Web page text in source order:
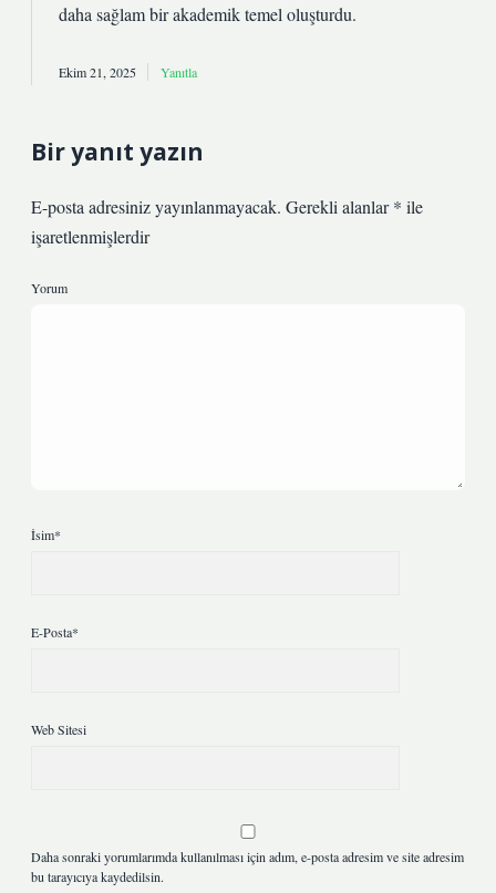
daha sağlambir akademik temel oluşturdu.
Ekim 21, 2025 Yanıtla
Bir yanıt yazın
E-posta adresiniz yayınlanmayacak. Gerekli alanlar* ile
işaretlenmişlerdir
Yorum
İsim*
E-Posta*
Web Sitesi
Daha sonraki yorumlarımda kullanılması için adım, e-posta adresim ve site adresim
bu tarayıcıya kaydedilsin.